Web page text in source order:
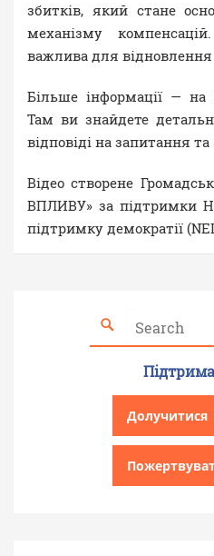
збитків, який стане
механізму
важлива для відновлення
Більше інформації — на
Там ви знайдете
відповіді на запитання
Відео створене
ВПЛИВУ» за підтримки
підтримку демократії
Долучитися